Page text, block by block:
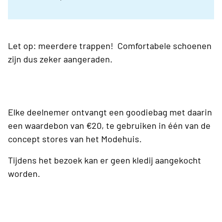
Let op: meerdere trappen! Comfortabele schoenen
zijn dus zeker aangeraden.
Elke deelnemer ontvangt een goodiebag met daarin
een waardebon van €20, te gebruiken in één van de
concept stores van het Modehuis.
Tijdens het bezoek kan er geen kledij aangekocht
worden.